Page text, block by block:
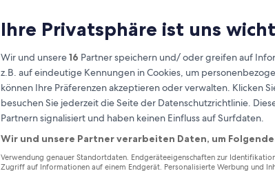
Ihre Privatsphäre ist uns
Wir und unsere16 Partner speichern und/ oder greifen auf
z.B. auf eindeutige Kennungen in Cookies, um
können Ihre Präferenzen akzeptieren oder verwalten. Klicken
besuchen Sie jederzeit die Seite der Datenschutzrichtlinie.
Partnern signalisiert und haben keinen Einfluss auf Surfdaten.
Wir und unsere Partner verarbeiten Daten, um
Verwendung genauer Standortdaten. Endgeräteeigenschaften zur
Zugriff auf Informationen auf einem Endgerät. Personalisierte Werbung und